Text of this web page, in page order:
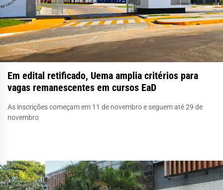
Em edital retificado, Uema amplia critérios para
vagas remanescentes em cursos EaD
As inscrições começam em 11 de novembro e seguem até 29 de
novembro